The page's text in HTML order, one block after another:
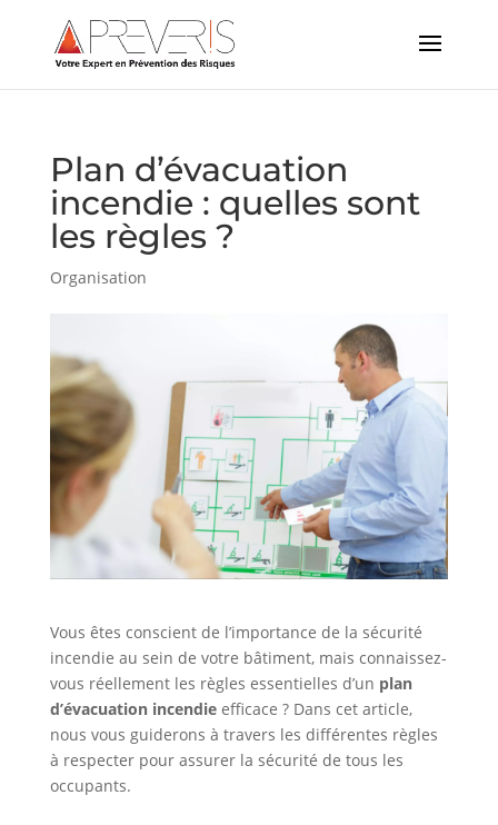
Plan d’évacuation
incendie : quelles sont
les règles ?
Organisation
Vous êtes conscient de l’importance de la sécurité
incendie au sein de votre bâtiment, mais connaissez-
vous réellement les règles essentielles d’un plan
d’évacuation incendieefficace ? Dans cet article,
nous vous guiderons à travers les différentes règles
à respecter pour assurer la sécurité de tous les
occupants.